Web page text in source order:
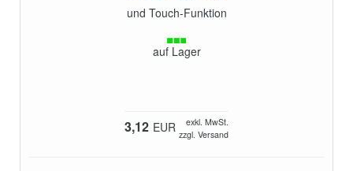
und Touch-Funktion
auf Lager
3,12 EUR
exkl. MwSt.
zzgl. Versand